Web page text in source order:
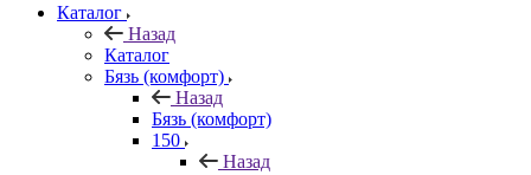
Каталог
Назад
Каталог
Бязь (комфорт)
Назад
Бязь (комфорт)
150
Назад